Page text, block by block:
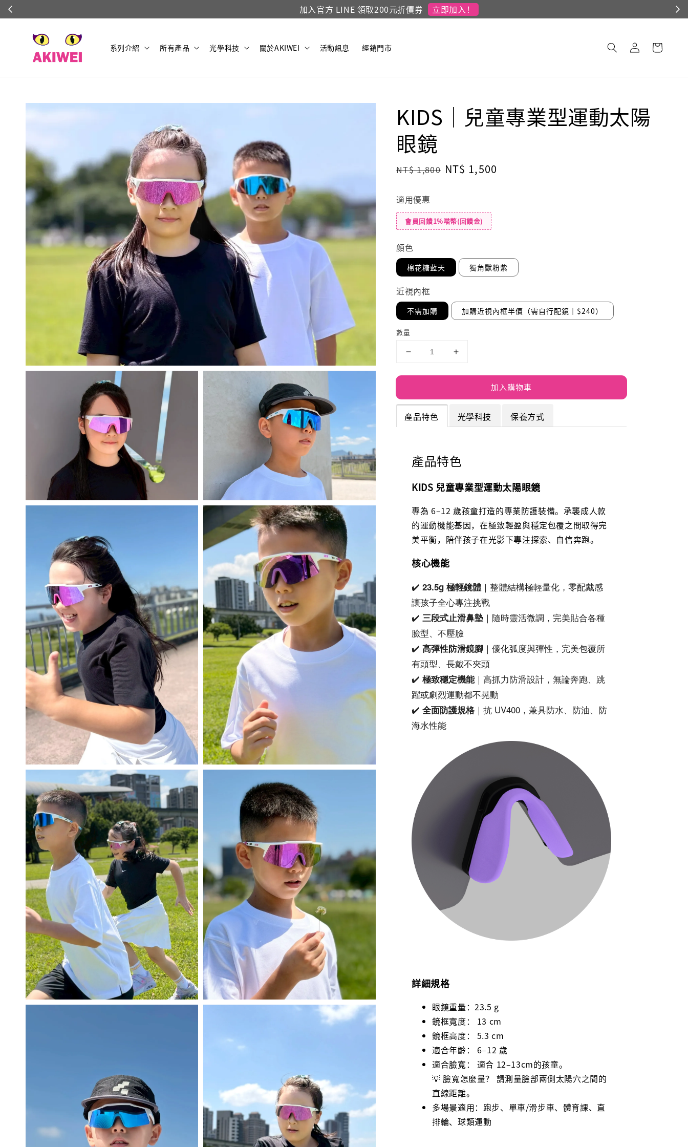
加入官方 LINE 領取200元折價券 立即加入！
系列介紹 所有產品 光學科技 關於AKIWEI 活動訊息 經銷門市
KIDS｜兒童專業型運動太陽
眼鏡
Regular
NT$ 1,800 Sale
NT$ 1,500
適用優惠
會員回饋1%喵幣(回饋金)
顏色
棉花糖藍天 獨角獸粉紫
近視內框
不需加購 加購近視內框半價（需自行配鏡｜$240）
數量
加入購物車
產品特色 光學科技 保養方式
產品特色
KIDS 兒童專業型運動太陽眼鏡
專為 6–12 歲孩童打造的專業防護裝備。承襲成人款
的運動機能基因，在極致輕盈與穩定包覆之間取得完
美平衡，陪伴孩子在光影下專注探索、自信奔跑。
核心機能
✔️ 23.5g 極輕鏡體 ｜整體結構極輕量化，零配戴感
讓孩子全心專注挑戰
✔️ 三段式止滑鼻墊 ｜隨時靈活微調，完美貼合各種
臉型、不壓臉
✔️ 高彈性防滑鏡腳 ｜優化弧度與彈性，完美包覆所
有頭型、長戴不夾頭
✔️ 極致穩定機能｜高抓力防滑設計，無論奔跑、跳
躍或劇烈運動都不晃動
✔️ 全面防護規格 ｜抗 UV400，兼具防水、防油、防
海水性能
詳細規格
眼鏡重量：23.5 g
鏡框寬度： 13 cm
鏡框高度： 5.3 cm
適合年齡： 6–12 歲
適合臉寬： 適合 12–13cm的孩童。
💡 臉寬怎麼量？ 請測量臉部兩側太陽穴之間的
直線距離。
多場景適用：跑步、 單車/滑步車、體育課、直
排輪、球類運動